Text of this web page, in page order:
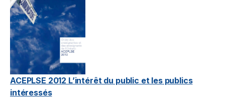
ACEPLSE 2012 L’intérêt du public et les publics
intéressés